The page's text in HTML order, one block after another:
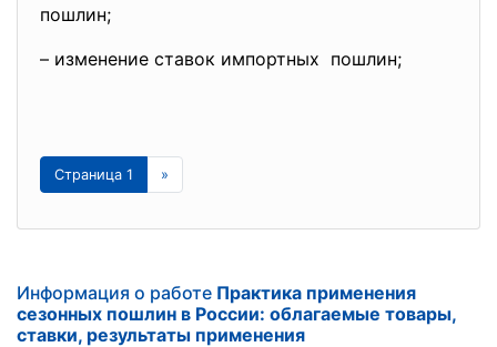
пошлин;
– изменение ставок импортных пошлин;
Страница 1 »
Информация о работе Практика применения
сезонных пошлин в России: облагаемые товары,
ставки, результаты применения